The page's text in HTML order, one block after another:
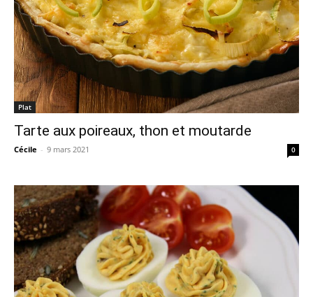
Plat
Tarte aux poireaux, thon et moutarde
Cécile - 9 mars 2021 0